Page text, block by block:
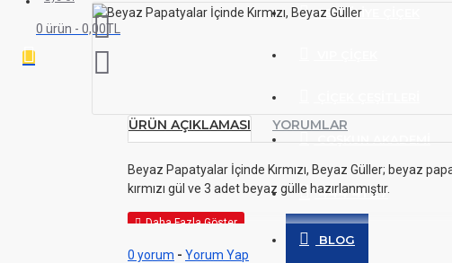
0 ürün - 0,00TL
SEVGILIYE ÇIÇEK
COŞKUN AKADEMI
444 41 27
BLOG
ÜRÜN AÇIKLAMASI YORUMLAR
Beyaz Papatyalar İçinde Kırmızı, Beyaz Güller; beyaz
kırmızı gül ve 3 adet beyaz gülle hazırlanmıştır.
0 yorum - Yorum Yap